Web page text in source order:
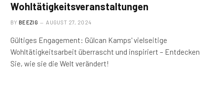
Wohltätigkeitsveranstaltungen
BY BEEZIG AUGUST 27, 2024
Gültiges Engagement: Gülcan Kamps' vielseitige
Wohltätigkeitsarbeit überrascht und inspiriert – Entdecken
Sie, wie sie die Welt verändert!